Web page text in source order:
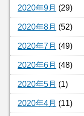
2020年9月 (29)
2020年8月 (52)
2020年7月 (49)
2020年6月 (48)
2020年5月 (1)
2020年4月 (11)